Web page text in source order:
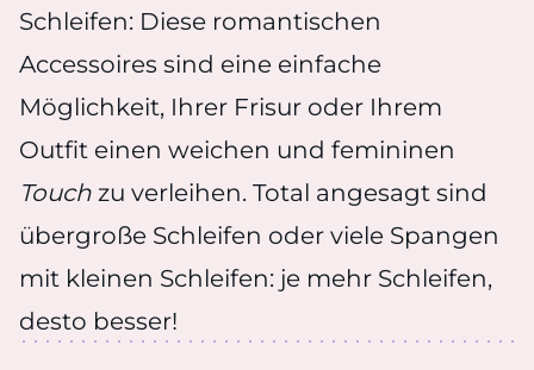
Schleifen: Diese romantischen
Accessoires sind eine einfache
Möglichkeit, Ihrer Frisur oder Ihrem
Outfit einen weichen und femininen
Touch zu verleihen. Total angesagt sind
übergroße Schleifen oder viele Spangen
mit kleinen Schleifen: je mehr Schleifen,
desto besser!